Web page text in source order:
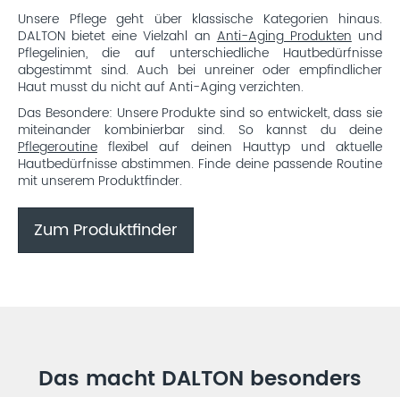
Unsere Pflege geht über klassische Kategorien hinaus.
DALTON bietet eine Vielzahl anAnti-Aging Produktenund
Pflegelinien, die auf unterschiedliche Hautbedürfnisse
abgestimmt sind. Auch bei unreiner oder empfindlicher
Haut musst du nicht auf Anti-Aging verzichten.
Das Besondere: Unsere Produkte sind so entwickelt, dass sie
miteinander kombinierbar sind. So kannst du deine
Pflegeroutine flexibel auf deinen Hauttyp und aktuelle
Hautbedürfnisse abstimmen. Finde deine passende Routine
mit unserem Produktfinder.
Zum Produktfinder
Das macht DALTON besonders